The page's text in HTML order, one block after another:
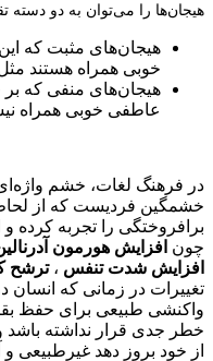
را می‌توان به دو دسته
هیجان‌های مثبت که این
خوبی همراه هستند مثل
هیجان‌های منفی که بر
عاطفی خوبی همراه
لغات، خشم واژه‌ای
فردیست که از لحاظ
را تجربه کرده و از
افزایش هورمون آدرنالین،
شدت تنفس،ترشح
در زمانی که انسان در
طبیعی برای حفظ
جدی قرار نداشته باشد و با
بروز دهد غیرطبیعی و